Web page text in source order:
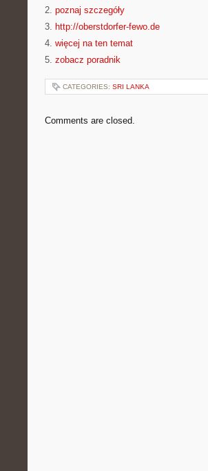
2. poznaj szczegóły
3. http://oberstdorfer-fewo.de
4. więcej na ten temat
5. zobacz poradnik
CATEGORIES: SRI LANKA
Comments are closed.